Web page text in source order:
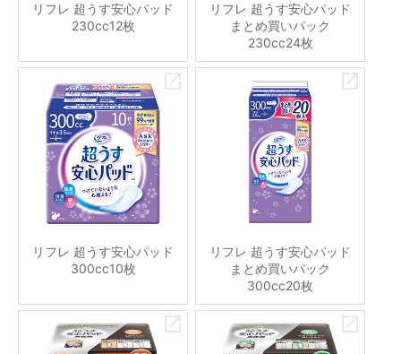
リフレ 超うす安心パッド
230cc12枚
リフレ 超うす安心パッド
まとめ買いパック
230cc24枚
リフレ 超うす安心パッド
300cc10枚
リフレ 超うす安心パッド
まとめ買いパック
300cc20枚